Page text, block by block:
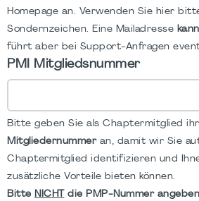
Homepage an. Verwenden Sie hier
Sondernzeichen. Eine Mailadresse kann
führt aber bei Support-Anfragen
PMI Mitgliedsnummer
Bitte geben Sie als Chaptermitglied
Mitgliedernummeran, damit wir Sie
Chaptermitglied identifizieren und
zusätzliche Vorteile bieten können.
Bitte NICHT die PMP-Nummer